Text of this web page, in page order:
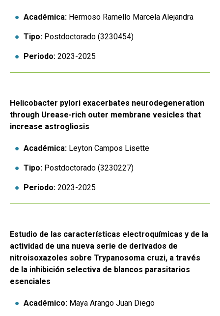
Académica: Hermoso Ramello Marcela Alejandra
Tipo: Postdoctorado (3230454)
Periodo: 2023-2025
Helicobacter pylori exacerbates neurodegeneration
through Urease-rich outer membrane vesicles that
increase astrogliosis
Académica: Leyton Campos Lisette
Tipo: Postdoctorado (3230227)
Periodo: 2023-2025
Estudio de las características electroquímicas y de la
actividad de una nueva serie de derivados de
nitroisoxazoles sobre Trypanosoma cruzi, a través
de la inhibición selectiva de blancos parasitarios
esenciales
Académico: Maya Arango Juan Diego